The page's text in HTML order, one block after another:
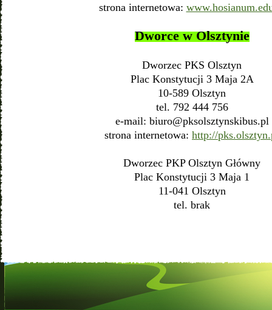
strona internetowa:
Dworce w Olsztynie
Dworzec PKS Olsztyn
Plac Konstytucji 3 Maja 2A
10-589 Olsztyn
tel. 792 444 756
e-mail: biuro@pksolsztynskibus.pl
strona internetowa: http://
Dworzec PKP Olsztyn Główny
Plac Konstytucji 3 Maja 1
11-041 Olsztyn
tel. brak